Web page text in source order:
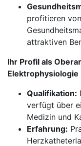
profitieren
attraktiven
Ihr Profil als
Qualifikation:
verfügt über
Medizin und
Erfahrung: